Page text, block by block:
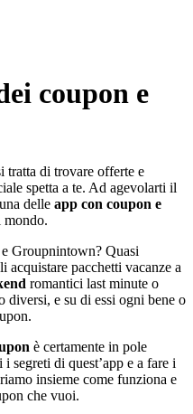
coupon e
tratta di trovare offerte e
spetta a te. Ad agevolarti il
delle app con coupon e
mondo.
e Groupnintown? Quasi
acquistare pacchetti vacanze a
romantici last minute o
diversi, e su di essi ogni bene o
è certamente in pole
segreti di quest’app e a fare i
insieme come funziona e
che vuoi.